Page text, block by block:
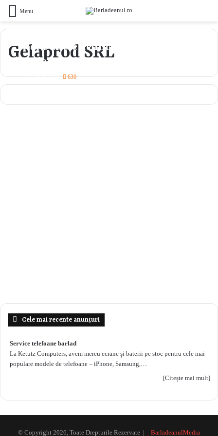
Menu
Gelaprod SRL
Noi Puncte de Încasare pentru
Taxe și Impozite Locale în Bârlad
27 iunie 2024 630
Cele mai recente anunțuri
Service telefoane barlad
La Ketutz Computers, avem mereu ecrane și baterii pe stoc pentru cele mai
populare modele de telefoane – iPhone, Samsung,…
[Citește mai mult]
© Copyright 2026, Toate Drepturile Rezervate | BarladeanulMedia